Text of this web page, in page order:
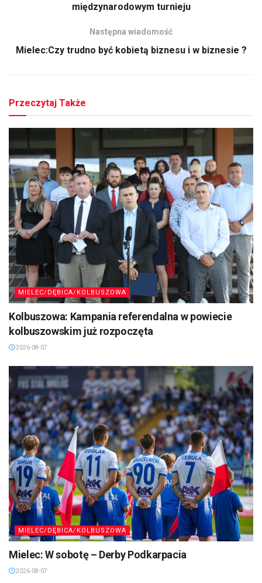
międzynarodowym turnieju
Następna wiadomość
Mielec:Czy trudno być kobietą biznesu i w biznesie ?
Przeczytaj Także
MIELEC/DĘBICA/KOLBUSZOWA
Kolbuszowa: Kampania referendalna w powiecie
kolbuszowskim już rozpoczęta
2026-08-07
MIELEC/DĘBICA/KOLBUSZOWA
Mielec: W sobotę – Derby Podkarpacia
2026-08-07